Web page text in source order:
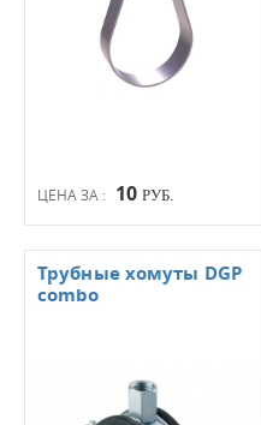
ЦЕНА ЗА : 10 РУБ.
Трубные хомуты DGP
combo